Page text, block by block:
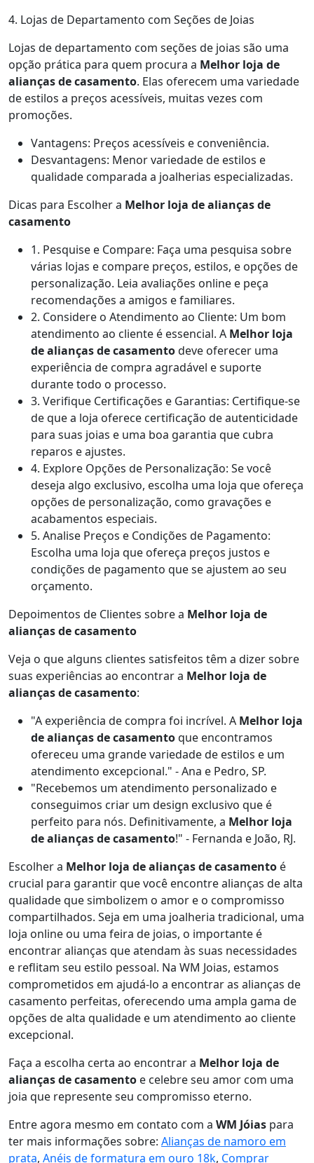
4. Lojas de Departamento com Seções de Joias
Lojas de departamento com seções de joias são uma
opção prática para quem procura a Melhor loja de
alianças de casamento. Elas oferecem uma variedade
de estilos a preços acessíveis, muitas vezes com
promoções.
Vantagens: Preços acessíveis e conveniência.
Desvantagens: Menor variedade de estilos e
qualidade comparada a joalherias especializadas.
Dicas para Escolher a Melhor loja de alianças de
casamento
1. Pesquise e Compare: Faça uma pesquisa sobre
várias lojas e compare preços, estilos, e opções de
personalização. Leia avaliações online e peça
recomendações a amigos e familiares.
2. Considere o Atendimento ao Cliente: Um bom
atendimento ao cliente é essencial. A Melhor loja
de alianças de casamentodeve oferecer uma
experiência de compra agradável e suporte
durante todo o processo.
3. Verifique Certificações e Garantias: Certifique-se
de que a loja oferece certificação de autenticidade
para suas joias e uma boa garantia que cubra
reparos e ajustes.
4. Explore Opções de Personalização: Se você
deseja algo exclusivo, escolha uma loja que ofereça
opções de personalização, como gravações e
acabamentos especiais.
5. Analise Preços e Condições de Pagamento:
Escolha uma loja que ofereça preços justos e
condições de pagamento que se ajustem ao seu
orçamento.
Depoimentos de Clientes sobre a Melhor loja de
alianças de casamento
Veja o que alguns clientes satisfeitos têm a dizer sobre
suas experiências ao encontrar a Melhor loja de
alianças de casamento:
"A experiência de compra foi incrível. A Melhor loja
de alianças de casamentoque encontramos
ofereceu uma grande variedade de estilos e um
atendimento excepcional." - Ana e Pedro, SP.
"Recebemos um atendimento personalizado e
conseguimos criar um design exclusivo que é
perfeito para nós. Definitivamente, a Melhor loja
de alianças de casamento!" - Fernanda e João, RJ.
Escolher a Melhor loja de alianças de casamento é
crucial para garantir que você encontre alianças de alta
qualidade que simbolizem o amor e o compromisso
compartilhados. Seja em uma joalheria tradicional, uma
loja online ou uma feira de joias, o importante é
encontrar alianças que atendam às suas necessidades
e reflitam seu estilo pessoal. Na WM Joias, estamos
comprometidos em ajudá-lo a encontrar as alianças de
casamento perfeitas, oferecendo uma ampla gama de
opções de alta qualidade e um atendimento ao cliente
excepcional.
Faça a escolha certa ao encontrar a Melhor loja de
alianças de casamento e celebre seu amor com uma
joia que represente seu compromisso eterno.
Entre agora mesmo em contato com a WM Jóias para
ter mais informações sobre: Alianças de namoro em
prata, Anéis de formatura em ouro 18k, Comprar